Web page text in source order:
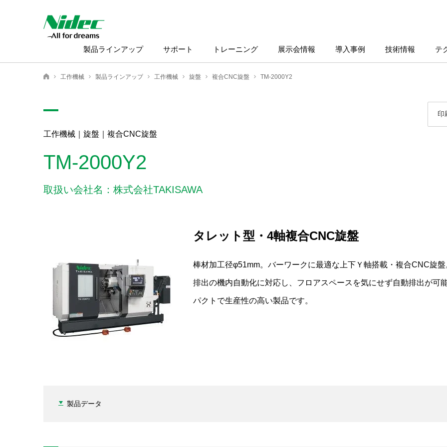
製品ラインアップ サポート トレーニング 展示会情報 導入事例 技術情報 テ
ニデック株式会社
工作機械 製品ラインアップ 工作機械 旋盤 複合CNC旋盤 TM-2000Y2
工作機械｜旋盤｜複合CNC旋盤
TM-2000Y2
取扱い会社名：株式会社TAKISAWA
印
タレット型・4軸複合CNC旋盤
棒材加工径φ51mm。バーワークに最適な上下Ｙ軸搭載・複合CNC旋盤
排出の機内自動化に対応し、フロアスペースを気にせず自動排出が可
パクトで生産性の高い製品です。
製品データ